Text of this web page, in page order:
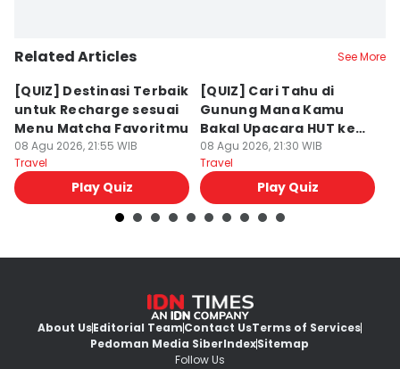
Related Articles See More
[QUIZ] Destinasi Terbaik
untuk Recharge sesuai
Menu Matcha Favoritmu
08 Agu 2026, 21:55 WIB
Travel
Play Quiz
[QUIZ] Cari Tahu di
Gunung Mana Kamu
Bakal Upacara HUT ke-
81 RI!
08 Agu 2026, 21:30 WIB
Travel
Play Quiz
About UsEditorial TeamContact UsTerms of Services
Pedoman Media SiberIndexSitemap
Follow Us